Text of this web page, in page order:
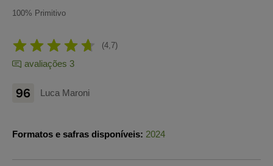
100% Primitivo
4,7
avaliações 3
96 Luca Maroni
Formatos e safras disponíveis: 2024